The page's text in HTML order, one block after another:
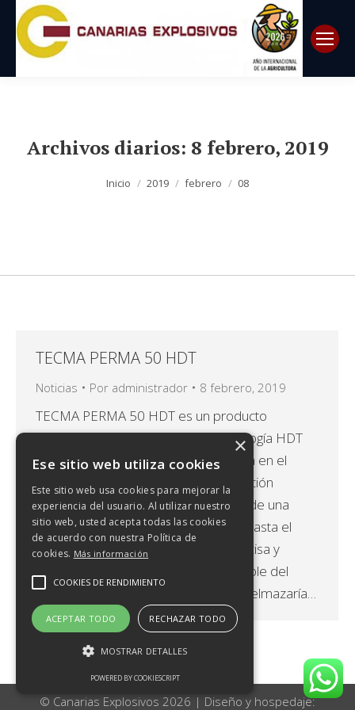
Archivos diarios: 8 febrero, 2019
Inicio 2019 febrero 08
TECMA PERMA 50 HDT
Noticias Por administrador 8 febrero, 2019
TECMA PERMA 50 HDT es un producto
concentrado al fabricado bajo tecnología HDT
(High Dispersión Technology), basada en el
empleo de una tecnología de fabricación
específica que permite la obtención de una
suspensión acuosa concentrada de hasta el
50%, facilitando una dosificación precisa y
evitando la sedimentación irremediable del
permanganato potásico el cual se apelmazaría…
© Canarias Explosivos 2026 | Diseño y hospedaje:
×
Ese sitio web utiliza cookies
Este sitio web usa cookies para mejorar la
experiencia del usuario. Al utilizar nuestro
sitio web, usted acepta todas las cookies
de acuerdo con nuestra Política de
cookies. Más información
COOKIES DE RENDIMIENTO
ACEPTAR TODO RECHAZAR TODO
MOSTRAR DETALLES
POWERED BY COOKIESCRIPT